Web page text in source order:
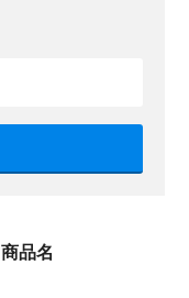
商品名